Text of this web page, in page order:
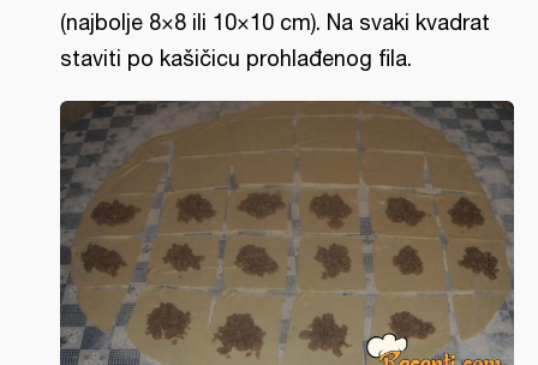
(najbolje 8×8 ili 10×10 cm). Na svaki kvadrat
staviti po kašičicu prohlađenog fila.